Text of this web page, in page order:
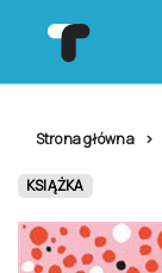
Strona główna
KSIĄŻKA